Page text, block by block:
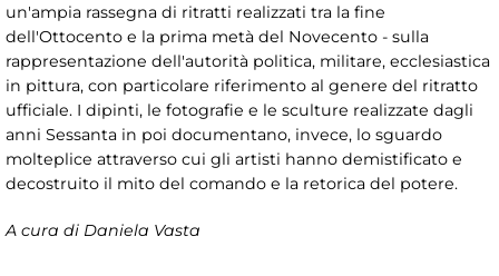
un'ampia rassegna di ritratti realizzati tra la fine
dell'Ottocento e la prima metà del Novecento - sulla
rappresentazione dell'autorità politica, militare, ecclesiastica
in pittura, con particolare riferimento al genere del ritratto
ufficiale. I dipinti, le fotografie e le sculture realizzate dagli
anni Sessanta in poi documentano, invece, lo sguardo
molteplice attraverso cui gli artisti hanno demistificato e
decostruito il mito del comando e la retorica del potere.
A cura di Daniela Vasta